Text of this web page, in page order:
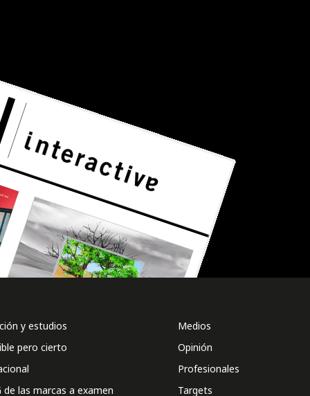
y estudios
pero cierto
de las marcas a examen
Medios
Opinión
Profesionales
Targets